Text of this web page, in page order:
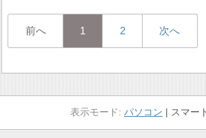
前へ 1 2 次へ
パソコン スマー